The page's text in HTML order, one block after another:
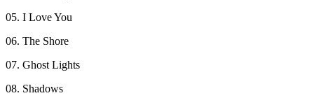
05. I Love You
06. The Shore
07. Ghost Lights
08. Shadows